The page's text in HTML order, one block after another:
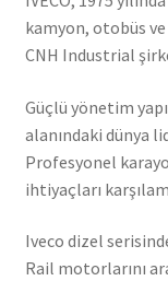
kamyon, otobüs
CNH Industrial
Güçlü yönetim
alanındaki dünya
Profesyonel
ihtiyaçları
Iveco dizel
Rail motorlarını